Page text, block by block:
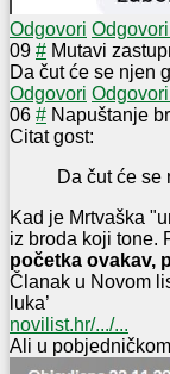
Odgovori
09 # Mutavi
Da čut će se njen
Odgovori
06 # Napuštanje
Citat gost:
Da čut će se
Kad je Mrtvaška
iz broda koji tone.
početka ovakav,
Članak u Novom
luka’
novilist.hr/.../...
Ali u